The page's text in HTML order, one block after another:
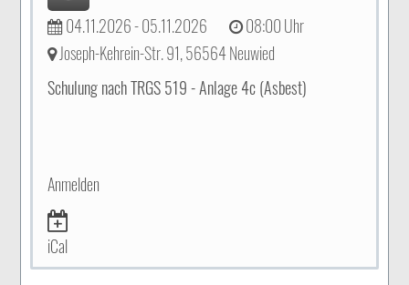
04.11.2026 - 05.11.2026 08:00 Uhr
Joseph-Kehrein-Str. 91, 56564 Neuwied
Schulung nach TRGS 519 - Anlage 4c (Asbest)
Anmelden
iCal